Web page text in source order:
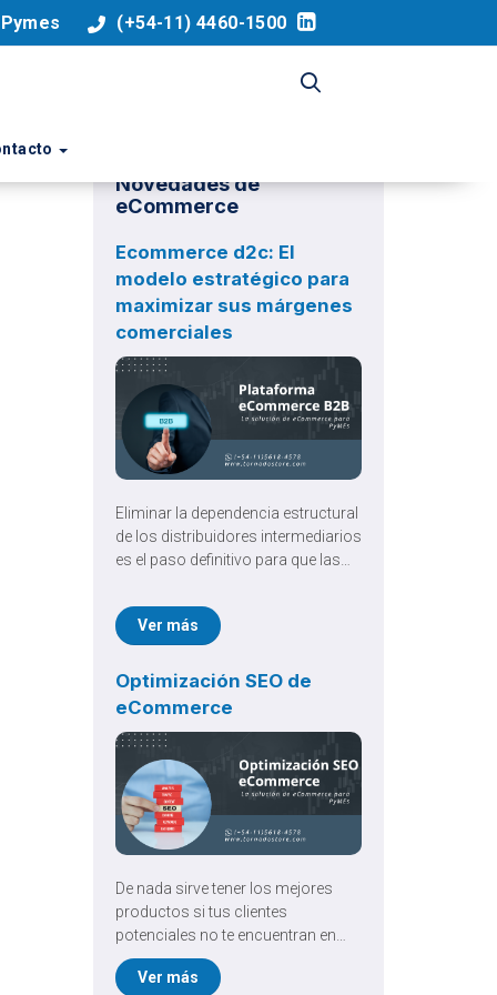
(+54-11) 4460-1500
Novedades de
eCommerce
Ecommerce d2c: El
modelo estratégico para
maximizar sus márgenes
comerciales
Eliminar la dependencia estructural
de los distribuidores intermediarios
es el paso definitivo para que las
su rentabilidad. Implementar un
Ecommerce d2c dejó de ser una
convertirse en una estrategia de
expansión comercial
ecosistema actual.
Ver más
Optimización SEO de
eCommerce
De nada sirve tener los mejores
productos si tus clientes
potenciales no te encuentran en
Google. En el competitivo mundo
online, la Optimización SEO de
Ver más